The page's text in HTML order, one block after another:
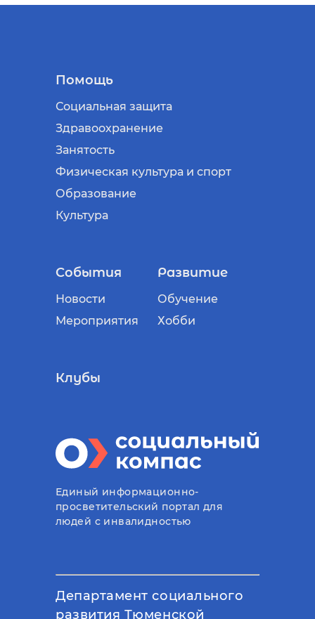
Помощь
Социальная защита
Здравоохранение
Занятость
Физическая культура и спорт
Образование
Культура
События
Новости
Мероприятия
Развитие
Обучение
Хобби
Клубы
Единый информационно-
просветительский портал для
людей с инвалидностью
Департамент социального
развития Тюменской